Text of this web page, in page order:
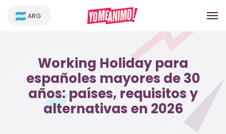
ARG
Working Holiday para
españoles mayores de 30
años: países, requisitos y
alternativas en 2026